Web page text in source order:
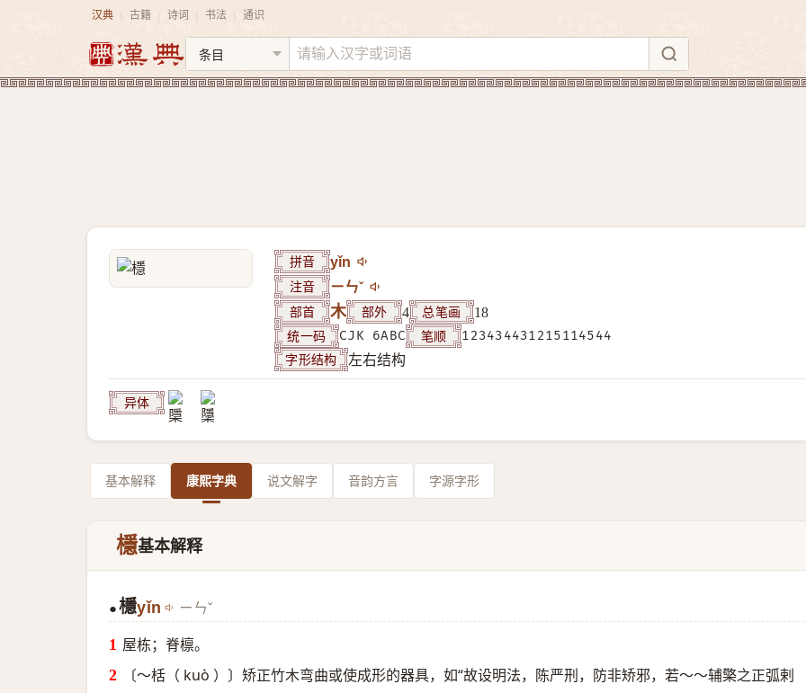
汉典 古籍 诗词 书法 通识
拼音 yǐn
注音 ㄧㄣˇ
部首 木 部外 4 总笔画 18
统一码 CJK 6ABC 笔顺 123434431215114544
字形结构 左右结构
异体
基本解释 康熙字典 说文解字 音韵方言 字源字形
檼基本解释
● 檼yǐn ㄧㄣˇ
屋栋；脊檩。
〔～栝（ kuò ）〕矫正竹木弯曲或使成形的器具，如“故设明法，陈严刑，防非矫邪，若～～辅檠之正弧剌